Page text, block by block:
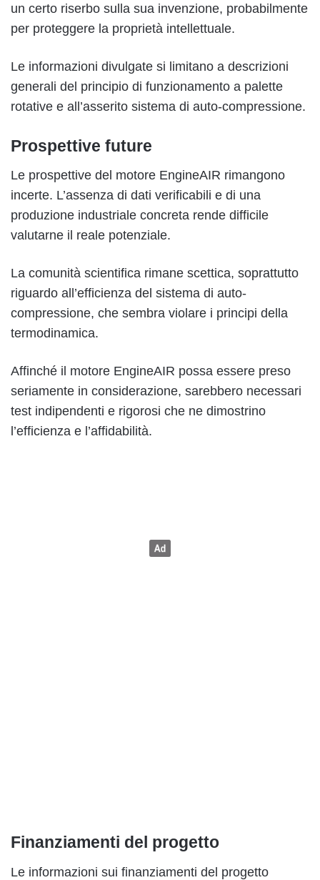
un certo riserbo sulla sua invenzione, probabilmente
per proteggere la proprietà intellettuale.
Le informazioni divulgate si limitano a descrizioni
generali del principio di funzionamento a palette
rotative e all’asserito sistema di auto-compressione.
Prospettive future
Le prospettive del motore EngineAIR rimangono
incerte. L’assenza di dati verificabili e di una
produzione industriale concreta rende difficile
valutarne il reale potenziale.
La comunità scientifica rimane scettica, soprattutto
riguardo all’efficienza del sistema di auto-
compressione, che sembra violare i principi della
termodinamica.
Affinché il motore EngineAIR possa essere preso
seriamente in considerazione, sarebbero necessari
test indipendenti e rigorosi che ne dimostrino
l’efficienza e l’affidabilità.
Finanziamenti del progetto
Le informazioni sui finanziamenti del progetto